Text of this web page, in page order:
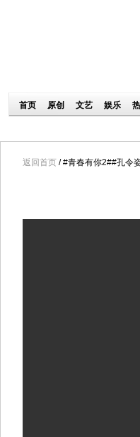
返回首页 / #青春有你2##孔令